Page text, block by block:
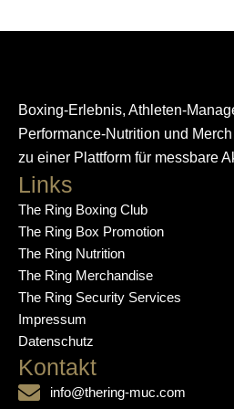
Boxing-Erlebnis, Athleten-
Performance-Nutrition und
zu einer Plattform für messbare
Links
The Ring Boxing Club
The Ring Box Promotion
The Ring Nutrition
The Ring Merchandise
The Ring Security Services
Impressum
Datenschutz
Kontakt
info@thering-muc.com